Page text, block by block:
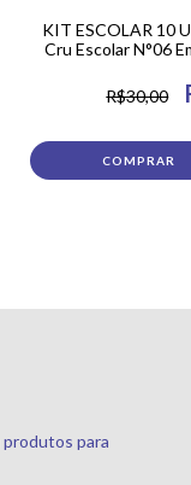
KIT ESCOLAR 10
Cru Escolar N°06
R$30,00
COMPRAR
produtos para